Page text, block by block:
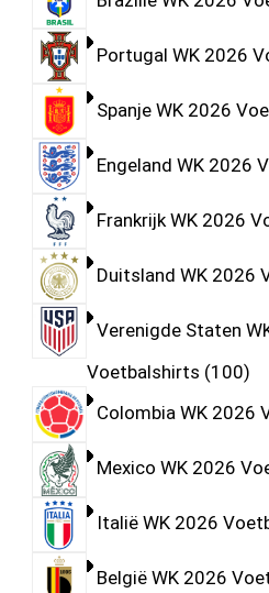
Portugal WK 2026
Spanje WK 2026
Engeland WK 2026
Frankrijk WK 2026
Duitsland WK 2026
Verenigde Staten
Voetbalshirts 100
Colombia WK 2026
Mexico WK 2026
Italië WK 2026
België WK 2026